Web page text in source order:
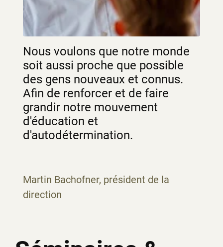
Nous voulons que notre monde
soit aussi proche que possible
des gens nouveaux et connus.
Afin de renforcer et de faire
grandir notre mouvement
d'éducation et
d'autodétermination.
Martin Bachofner, président de la
direction